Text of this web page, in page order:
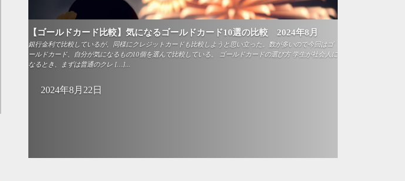
【ゴールドカード比較】気になるゴールドカード10選の比較 2024年8月
銀行金利で比較しているが、同様にクレジットカードも比較しようと思い立った。数が多いので今回はゴ
ールドカード、自分が気になるもの10個を選んで比較している。 ゴールドカードの選び方 学生が社会人に
なるとき、まずは普通のクレ […]...
2024年8月22日